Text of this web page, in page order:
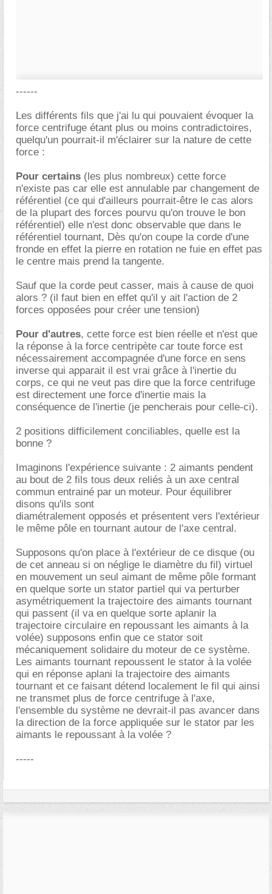
------
Les différents fils que j'ai lu qui pouvaient évoquer la
force centrifuge étant plus ou moins contradictoires,
quelqu'un pourrait-il m'éclairer sur la nature de cette
force :
Pour certains (les plus nombreux) cette force
n'existe pas car elle est annulable par changement de
référentiel (ce qui d'ailleurs pourrait-être le cas alors
de la plupart des forces pourvu qu'on trouve le bon
référentiel) elle n'est donc observable que dans le
référentiel tournant, Dès qu'on coupe la corde d'une
fronde en effet la pierre en rotation ne fuie en effet pas
le centre mais prend la tangente.
Sauf que la corde peut casser, mais à cause de quoi
alors ? (il faut bien en effet qu'il y ait l'action de 2
forces opposées pour créer une tension)
Pour d'autres, cette force est bien réelle et n'est que
la réponse à la force centripète car toute force est
nécessairement accompagnée d'une force en sens
inverse qui apparait il est vrai grâce à l'inertie du
corps, ce qui ne veut pas dire que la force centrifuge
est directement une force d'inertie mais la
conséquence de l'inertie (je pencherais pour celle-ci).
2 positions difficilement conciliables, quelle est la
bonne ?
Imaginons l'expérience suivante : 2 aimants pendent
au bout de 2 fils tous deux reliés à un axe central
commun entrainé par un moteur. Pour équilibrer
disons qu'ils sont
diamétralement opposés et présentent vers l'extérieur
le même pôle en tournant autour de l'axe central.
Supposons qu'on place à l'extérieur de ce disque (ou
de cet anneau si on néglige le diamètre du fil) virtuel
en mouvement un seul aimant de même pôle formant
en quelque sorte un stator partiel qui va perturber
asymétriquement la trajectoire des aimants tournant
qui passent (il va en quelque sorte aplanir la
trajectoire circulaire en repoussant les aimants à la
volée) supposons enfin que ce stator soit
mécaniquement solidaire du moteur de ce système.
Les aimants tournant repoussent le stator à la volée
qui en réponse aplani la trajectoire des aimants
tournant et ce faisant détend localement le fil qui ainsi
ne transmet plus de force centrifuge à l'axe,
l'ensemble du système ne devrait-il pas avancer dans
la direction de la force appliquée sur le stator par les
aimants le repoussant à la volée ?
-----